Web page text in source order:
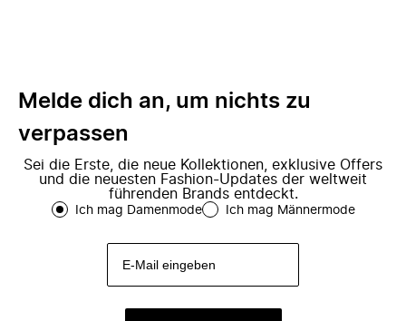
Melde dich an, um nichts zu
verpassen
Sei die Erste, die neue Kollektionen, exklusive Offers
und die neuesten Fashion-Updates der weltweit
führenden Brands entdeckt.
Ich mag Damenmode Ich mag Männermode